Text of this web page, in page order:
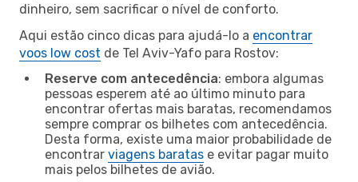
dinheiro, sem sacrificar o nível de conforto.
Aqui estão cinco dicas para ajudá-lo a encontrar
voos low cost de Tel Aviv-Yafo para Rostov:
Reserve com antecedência: embora algumas
pessoas esperem até ao último minuto para
encontrar ofertas mais baratas, recomendamos
sempre comprar os bilhetes com antecedência.
Desta forma, existe uma maior probabilidade de
encontrar viagens baratas e evitar pagar muito
mais pelos bilhetes de avião.